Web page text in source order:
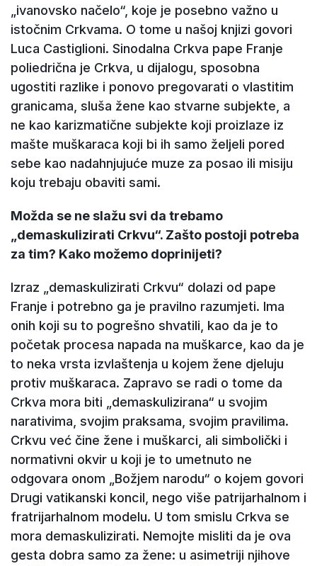
„ivanovsko načelo“, koje je posebno važno u
istočnim Crkvama. O tome u našoj knjizi govori
Luca Castiglioni. Sinodalna Crkva pape Franje
poliedrična je Crkva, u dijalogu, sposobna
ugostiti razlike i ponovo pregovarati o vlastitim
granicama, sluša žene kao stvarne subjekte, a
ne kao karizmatične subjekte koji proizlaze iz
mašte muškaraca koji bi ih samo željeli pored
sebe kao nadahnjujuće muze za posao ili misiju
koju trebaju obaviti sami.
Možda se ne slažu svi da trebamo
„demaskulizirati Crkvu“. Zašto postoji potreba
za tim? Kako možemo doprinijeti?
Izraz „demaskulizirati Crkvu“ dolazi od pape
Franje i potrebno ga je pravilno razumjeti. Ima
onih koji su to pogrešno shvatili, kao da je to
početak procesa napada na muškarce, kao da je
to neka vrsta izvlaštenja u kojem žene djeluju
protiv muškaraca. Zapravo se radi o tome da
Crkva mora biti „demaskulizirana“ u svojim
narativima, svojim praksama, svojim pravilima.
Crkvu već čine žene i muškarci, ali simbolički i
normativni okvir u koji je to umetnuto ne
odgovara onom „Božjem narodu“ o kojem govori
Drugi vatikanski koncil, nego više patrijarhalnom i
fratrijarhalnom modelu. U tom smislu Crkva se
mora demaskulizirati. Nemojte misliti da je ova
gesta dobra samo za žene: u asimetriji njihove